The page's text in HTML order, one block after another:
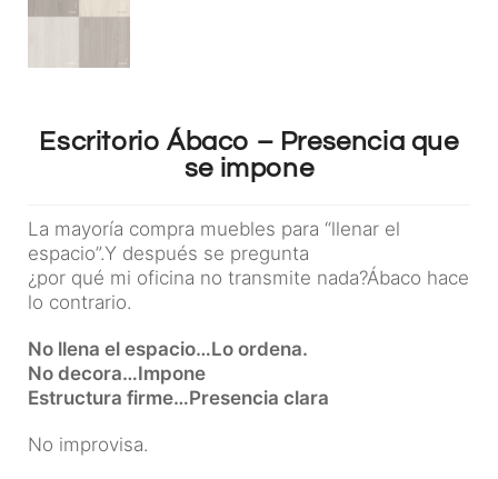
Escritorio Ábaco – Presencia que
se impone
La mayoría compra muebles para “llenar el
espacio”.Y después se pregunta
¿por qué mi oficina no transmite nada?Ábaco hace
lo contrario.
No llena el espacio…Lo ordena.
No decora…Impone
Estructura firme…Presencia clara
No improvisa.